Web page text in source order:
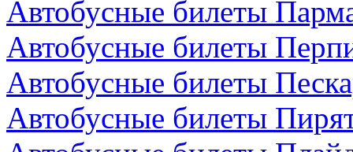
Автобусные билеты
Автобусные билеты
Автобусные билеты
Автобусные билеты